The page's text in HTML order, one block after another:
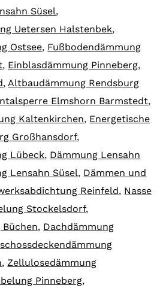
Süsel,
Uetersen Halstenbek,
Ostsee, Fußbodendämmung
, Einblasdämmung Pinneberg,
, Altbaudämmung Rendsburg
Elmshorn Barmstedt,
Kaltenkirchen, Energetische
Großhansdorf,
Lübeck, Dämmung Lensahn
Lensahn Süsel, Dämmen und
Reinfeld, Nasse
Stockelsdorf,
, Dachdämmung
, Zellulosedämmung
Pinneberg,